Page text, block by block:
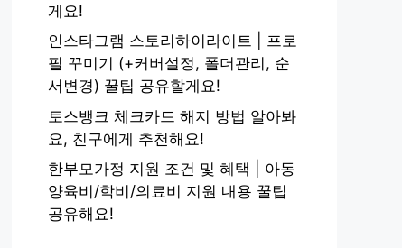
게요!
인스타그램 스토리하이라이트 | 프로
필 꾸미기 (+커버설정, 폴더관리, 순
서변경) 꿀팁 공유할게요!
토스뱅크 체크카드 해지 방법 알아봐
요, 친구에게 추천해요!
한부모가정 지원 조건 및 혜택 | 아동
양육비/학비/의료비 지원 내용 꿀팁
공유해요!